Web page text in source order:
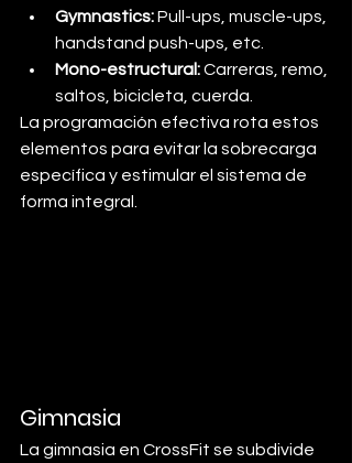
Gymnastics: Pull-ups, muscle-ups,
handstand push-ups, etc.
Mono-estructural: Carreras, remo,
saltos, bicicleta, cuerda.
La programación efectiva rota estos
elementos para evitar la sobrecarga
específica y estimular el sistema de
forma integral.
Gimnasia
La gimnasia en CrossFit se subdivide